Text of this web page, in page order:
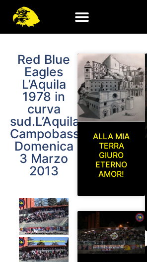
Red Blue
Eagles
L’Aquila
1978 in
curva
sud.L’Aquila-
Campobasso
Domenica
3 Marzo
2013
ALLA MIA
TERRA
GIURO
ETERNO
AMOR!